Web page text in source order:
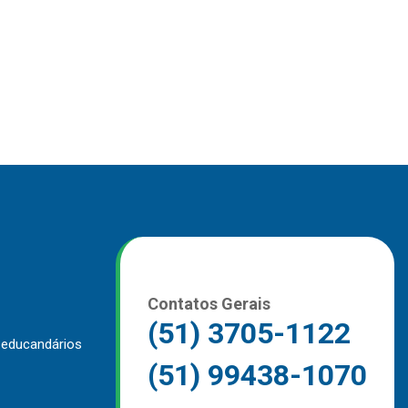
Contatos Gerais
(51) 3705-1122
(51) 99438-1070